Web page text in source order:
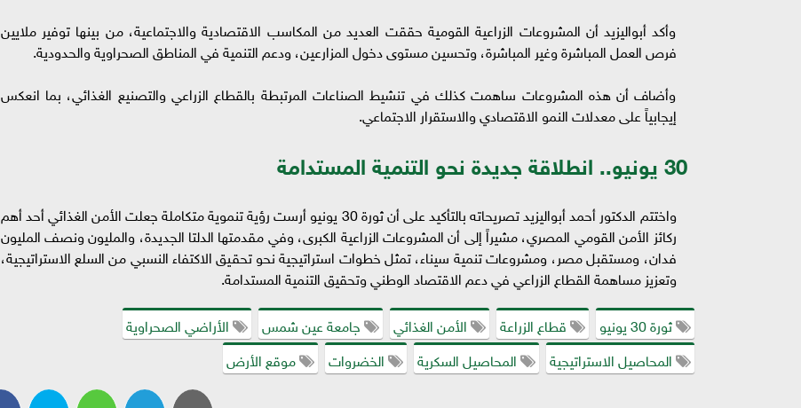
وأكد أبواليزيد أن المشروعات الزراعية القومية حققت العديد من المكاسب الاقتصادية والاجتماعية، من بينها توفير ملايين
فرص العمل المباشرة وغير المباشرة، وتحسين مستوى دخول المزارعين، ودعم التنمية في المناطق الصحراوية والحدودية.
وأضاف أن هذه المشروعات ساهمت كذلك في تنشيط الصناعات المرتبطة بالقطاع الزراعي والتصنيع الغذائي، بما انعكس
إيجابياً على معدلات النمو الاقتصادي والاستقرار الاجتماعي.
30 يونيو.. انطلاقة جديدة نحو التنمية المستدامة
واختتم الدكتور أحمد أبواليزيد تصريحاته بالتأكيد على أن ثورة 30 يونيو أرست رؤية تنموية متكاملة جعلت الأمن الغذائي أحد أهم
ركائز الأمن القومي المصري، مشيراً إلى أن المشروعات الزراعية الكبرى، وفي مقدمتها الدلتا الجديدة، والمليون ونصف المليون
فدان، ومستقبل مصر، ومشروعات تنمية سيناء، تمثل خطوات استراتيجية نحو تحقيق الاكتفاء النسبي من السلع الاستراتيجية،
وتعزيز مساهمة القطاع الزراعي في دعم الاقتصاد الوطني وتحقيق التنمية المستدامة.
ثورة 30 يونيو
قطاع الزراعة الأمن الغذائي جامعة عين شمس
الأراضي الصحراوية
المحاصيل الاستراتيجية
المحاصيل السكرية الخضروات موقع الأرض